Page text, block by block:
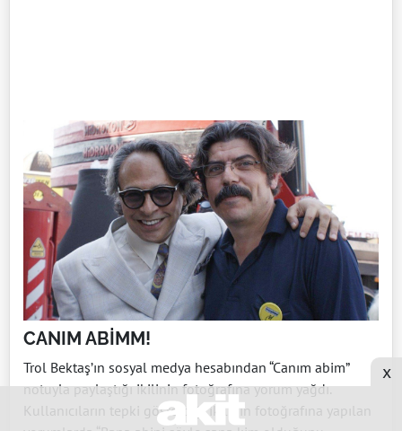
CANIM ABİMM!
Trol Bektaş’ın sosyal medya hesabından “Canım abim”
notuyla paylaştığı ikilinin fotoğrafına yorum yağdı.
Kullanıcıların tepki gösterdiği ikilinin fotoğrafına yapılan
x